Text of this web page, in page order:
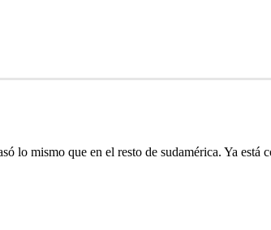
lo mismo que en el resto de sudamérica. Ya está